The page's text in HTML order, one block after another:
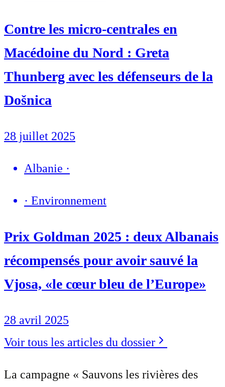
Contre les micro-centrales en
Macédoine du Nord : Greta
Thunberg avec les défenseurs de la
Došnica
28 juillet 2025
Albanie ·
· Environnement
Prix Goldman 2025 : deux Albanais
récompensés pour avoir sauvé la
Vjosa, «le cœur bleu de l’Europe»
28 avril 2025
Voir tous les articles du dossier
La campagne « Sauvons les rivières des